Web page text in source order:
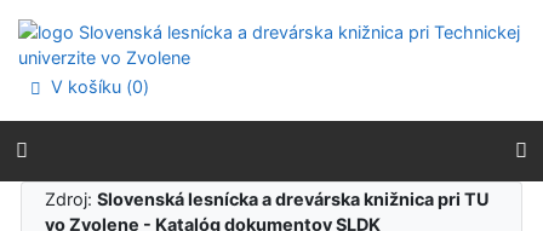
Prejsť na menu
Prehlásenie o webovej prístupnosti
V košíku (0)
Zdroj:Slovenská lesnícka a drevárska knižnica pri TU
vo Zvolene - Katalóg dokumentov SLDK